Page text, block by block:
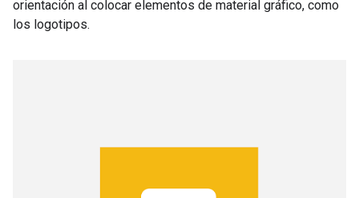
orientación al colocar elementos de material gráfico, como
los logotipos.